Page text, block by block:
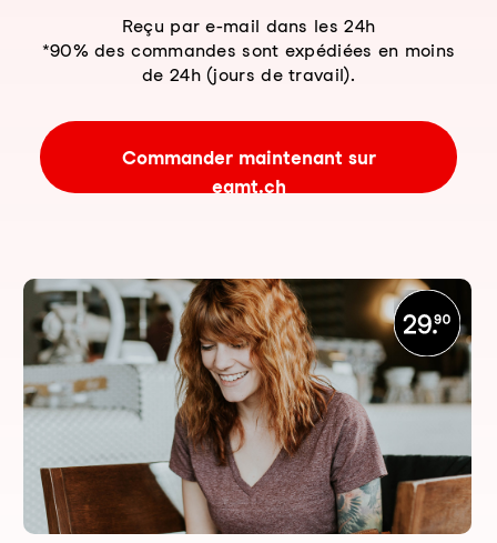
Reçu par e-mail dans les 24h
*90% des commandes sont expédiées en moins
de 24h (jours de travail).
Commander maintenant sur
eamt.ch